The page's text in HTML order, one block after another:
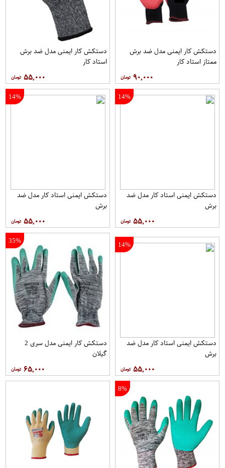
دستکش کار ایمنی مدل ضد برش
ممتاز استاد کار
۹۰,۰۰۰
دستکش کار ایمنی مدل ضد برش
استاد کار
۵۵,۰۰۰
14%
دستکش ایمنی استاد کار مدل ضد
برش
۵۵,۰۰۰
14%
دستکش ایمنی استاد کار مدل ضد
برش
۵۵,۰۰۰
14%
دستکش ایمنی استاد کار مدل ضد
برش
۵۵,۰۰۰
35%
دستکش کار ایمنی مدل سری 2
گیلان
۶۵,۰۰۰
8%